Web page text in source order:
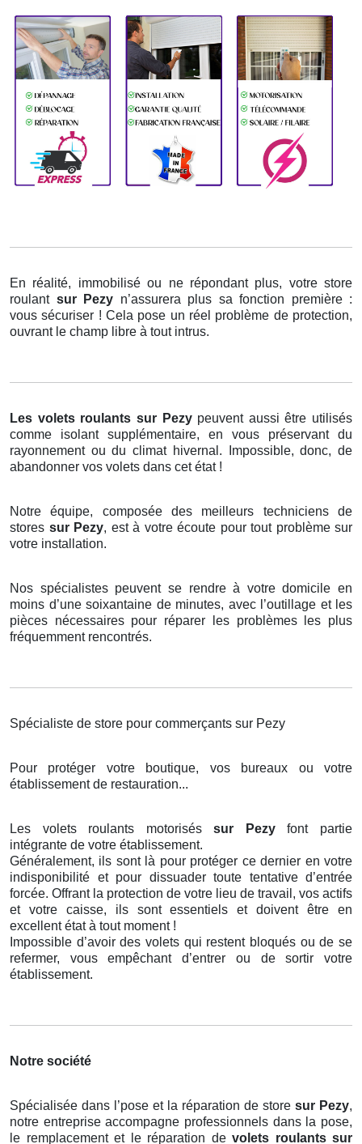
En réalité, immobilisé ou ne répondant plus, votre store
roulant sur Pezy n’assurera plus sa fonction première :
vous sécuriser ! Cela pose un réel problème de protection,
ouvrant le champ libre à tout intrus.
Les volets roulants sur Pezy peuvent aussi être utilisés
comme isolant supplémentaire, en vous préservant du
rayonnement ou du climat hivernal. Impossible, donc, de
abandonner vos volets dans cet état !
Notre équipe, composée des meilleurs techniciens de
stores sur Pezy, est à votre écoute pour tout problème sur
votre installation.
Nos spécialistes peuvent se rendre à votre domicile en
moins d’une soixantaine de minutes, avec l’outillage et les
pièces nécessaires pour réparer les problèmes les plus
fréquemment rencontrés.
Spécialiste de store pour commerçants sur Pezy
Pour protéger votre boutique, vos bureaux ou votre
établissement de restauration...
Les volets roulants motoriséssur Pezyfont partie
intégrante de votre établissement.
Généralement, ils sont là pour protéger ce dernier en votre
indisponibilité et pour dissuader toute tentative d’entrée
forcée. Offrant la protection de votre lieu de travail, vos actifs
et votre caisse, ils sont essentiels et doivent être en
excellent état à tout moment !
Impossible d’avoir des volets qui restent bloqués ou de se
refermer, vous empêchant d’entrer ou de sortir votre
établissement.
Notre société
Spécialisée dans l’pose et la réparation de store sur Pezy,
notre entreprise accompagne professionnels dans la pose,
le remplacement et le réparation de volets roulants sur